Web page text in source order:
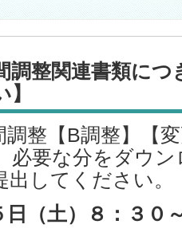
整関連書類につ
整【B調整】【
必要な分をダウ
してください。
日（土）８：３